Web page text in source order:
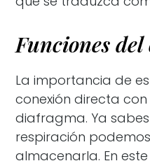
Funciones
La importancia de
conexión directa
diafragma. Ya
respiración
almacenarla. En